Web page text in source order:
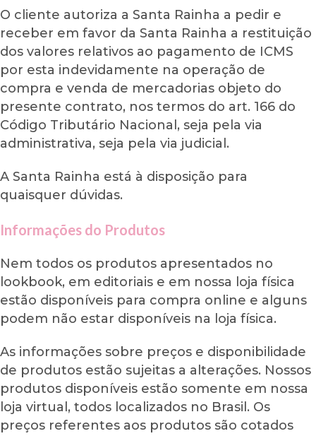
O cliente autoriza a Santa Rainha a pedir e
receber em favor da Santa Rainha a restituição
dos valores relativos ao pagamento de ICMS
por esta indevidamente na operação de
compra e venda de mercadorias objeto do
presente contrato, nos termos do art. 166 do
Código Tributário Nacional, seja pela via
administrativa, seja pela via judicial.
A Santa Rainha está à disposição para
quaisquer dúvidas.
Informações do Produtos
Nem todos os produtos apresentados no
lookbook, em editoriais e em nossa loja física
estão disponíveis para compra online e alguns
podem não estar disponíveis na loja física.
As informações sobre preços e disponibilidade
de produtos estão sujeitas a alterações. Nossos
produtos disponíveis estão somente em nossa
loja virtual, todos localizados no Brasil. Os
preços referentes aos produtos são cotados